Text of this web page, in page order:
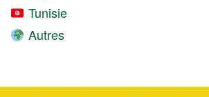
Tunisie
Autres